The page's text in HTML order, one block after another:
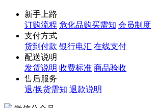
新手上路
订购流程 危化品购买需知 会员制度
支付方式
货到付款 银行电汇 在线支付
配送说明
发货说明 收费标准 商品验收
售后服务
退/换货需知 退款说明